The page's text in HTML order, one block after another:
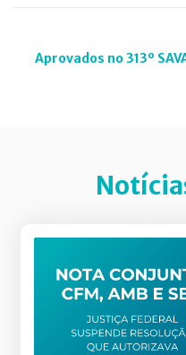
Aprovados no 313º